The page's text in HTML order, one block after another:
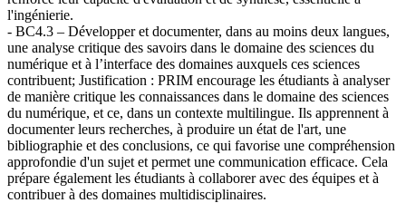
l'ingénierie.
- BC4.3 – Développer et documenter, dans au moins deux langues,
une analyse critique des savoirs dans le domaine des sciences du
numérique et à l’interface des domaines auxquels ces sciences
contribuent; Justification : PRIM encourage les étudiants à analyser
de manière critique les connaissances dans le domaine des sciences
du numérique, et ce, dans un contexte multilingue. Ils apprennent à
documenter leurs recherches, à produire un état de l'art, une
bibliographie et des conclusions, ce qui favorise une compréhension
approfondie d'un sujet et permet une communication efficace. Cela
prépare également les étudiants à collaborer avec des équipes et à
contribuer à des domaines multidisciplinaires.